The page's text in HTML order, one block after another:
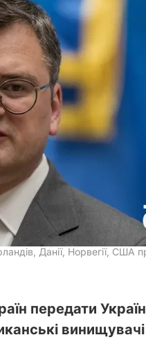
Данії, Норвегії, США
передати
винищувачі